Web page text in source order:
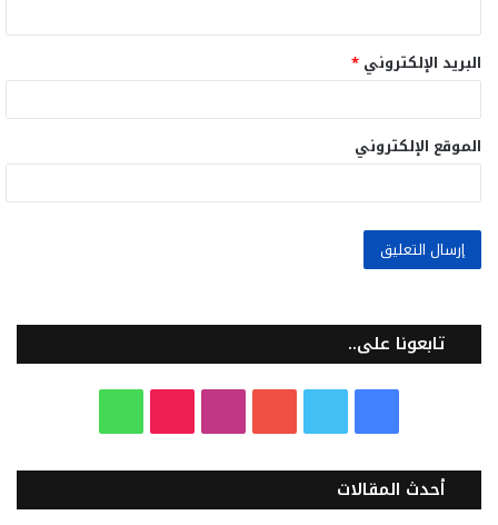
البريد الإلكتروني *
الموقع الإلكتروني
تابعونا على..
س
ي
ت
س
k
ت
أحدث المقالات